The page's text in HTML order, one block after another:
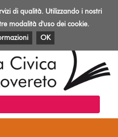
Toggle
PATRIMONIO E RISORSE
di qualità. Utilizzando i nostri
modalità d'uso dei cookie.
OK